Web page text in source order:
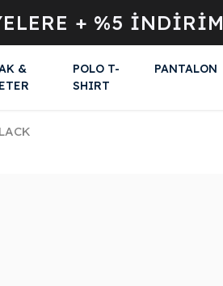
+ %5 İNDİRİM
&
POLO T-
SHIRT
PANTALON